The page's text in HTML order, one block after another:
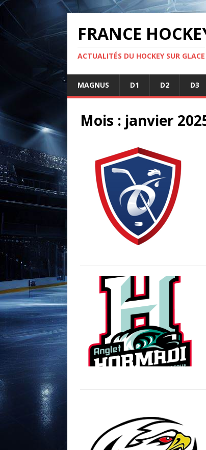
FRANCE
ACTUALITÉS DU HOCKEY SUR GLACE
MAGNUS D1 D2 D3
Mois : janvier